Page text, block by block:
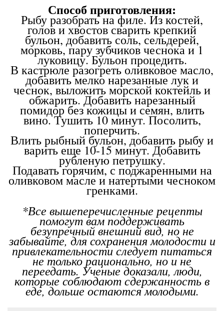
Способ приготовления:
Рыбу разобрать на филе. Из костей,
голов и хвостов сварить крепкий
бульон, добавить соль, сельдерей,
морковь, пару зубчиков чеснока и 1
луковицу. Бульон процедить.
В кастрюле разогреть оливковое масло,
добавить мелко нарезанные лук и
чеснок, выложить морской коктейль и
обжарить. Добавить нарезанный
помидор без кожицы и семян, влить
вино. Тушить 10 минут. Посолить,
поперчить.
Влить рыбный бульон, добавить рыбу и
варить еще 10-15 минут. Добавить
рубленую петрушку.
Подавать горячим, с поджаренными на
оливковом масле и натертыми чесноком
гренками.
*Все вышеперечисленные рецепты
помогут вам поддерживать
безупречный внешний вид, но не
забывайте, для сохранения молодости и
привлекательности следует питаться
не только рационально, но и не
переедать. Ученые доказали, люди,
которые соблюдают сдержанность в
еде, дольше остаются молодыми.